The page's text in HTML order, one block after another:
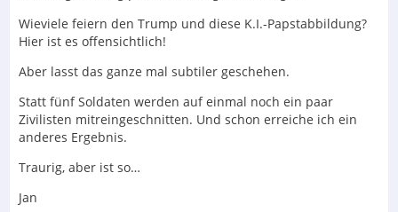
Wieviele feiern den Trump und diese K.I.-Papstabbildung?
Hier ist es offensichtlich!
Aber lasst das ganze mal subtiler geschehen.
Statt fünf Soldaten werden auf einmal noch ein paar
Zivilisten mitreingeschnitten. Und schon erreiche ich ein
anderes Ergebnis.
Traurig, aber ist so…
Jan